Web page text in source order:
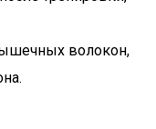
волокон,